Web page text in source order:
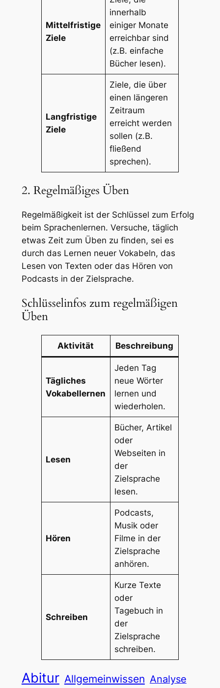
Mittelfristige
Ziele
innerhalb
einiger Monate
erreichbar sind
(z.B. einfache
Bücher lesen).
Langfristige
Ziele
Ziele, die über
einen längeren
Zeitraum
erreicht werden
sollen (z.B.
fließend
sprechen).
2. Regelmäßiges Üben
Regelmäßigkeit ist der Schlüssel zum Erfolg
beim Sprachenlernen. Versuche, täglich
etwas Zeit zum Üben zu finden, sei es
durch das Lernen neuer Vokabeln, das
Lesen von Texten oder das Hören von
Podcasts in der Zielsprache.
Schlüsselinfos zum regelmäßigen
Üben
Aktivität Beschreibung
Tägliches
Vokabellernen
Jeden Tag
neue Wörter
lernen und
wiederholen.
Lesen
Bücher, Artikel
oder
Webseiten in
der
Zielsprache
lesen.
Hören
Podcasts,
Musik oder
Filme in der
Zielsprache
anhören.
Schreiben
Kurze Texte
oder
Tagebuch in
der
Zielsprache
schreiben.
Abitur Allgemeinwissen Analyse